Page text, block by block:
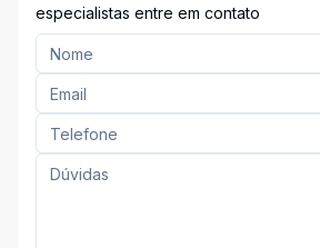
especialistas entre em contato